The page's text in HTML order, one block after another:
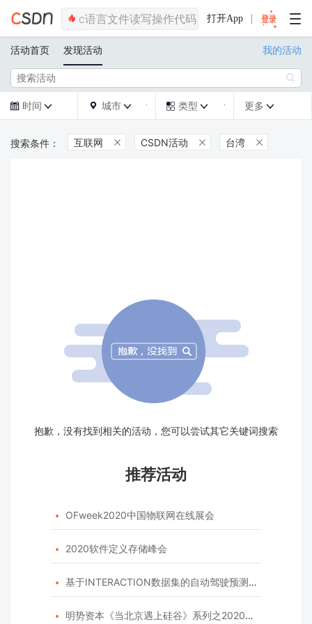
打开App
活动首页 发现活动 我的活动

 时间   城市   类型  更多 
互联网  CSDN活动  台湾 
抱歉，没有找到相关的活动，您可以尝试其它关键词搜索
推荐活动
 OFweek2020中国物联网在线展会
 2020软件定义存储峰会
 基于INTERACTION数据集的自动驾驶预测模型挑战赛
 明势资本《当北京遇上硅谷》系列之2020年度开源峰会